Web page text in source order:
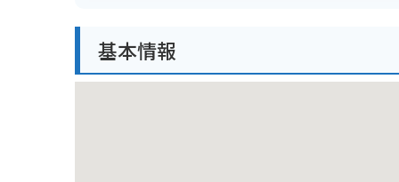
バイクで訪れる場合は、橋のたもとに駐車場があり
基本情報